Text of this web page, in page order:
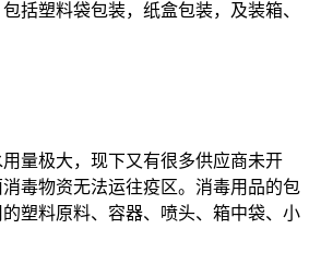
括塑料袋包装，纸盒包装，及装箱、
量极大，现下又有很多供应商未开
毒物资无法运往疫区。消毒用品的包
塑料原料、容器、喷头、箱中袋、小